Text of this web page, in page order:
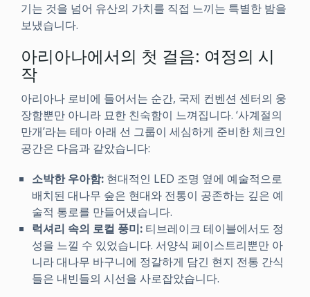
기는 것을 넘어 유산의 가치를 직접 느끼는 특별한 밤을
보냈습니다.
아리아나에서의 첫 걸음: 여정의 시
작
아리아나 로비에 들어서는 순간, 국제 컨벤션 센터의 웅
장함뿐만 아니라 묘한 친숙함이 느껴집니다. ‘사계절의
만개’라는 테마 아래 선 그룹이 세심하게 준비한 체크인
공간은 다음과 같았습니다:
소박한 우아함: 현대적인 LED 조명 옆에 예술적으로
배치된 대나무 숲은 현대와 전통이 공존하는 깊은 예
술적 통로를 만들어냈습니다.
럭셔리 속의 로컬 풍미: 티브레이크 테이블에서도 정
성을 느낄 수 있었습니다. 서양식 페이스트리뿐만 아
니라 대나무 바구니에 정갈하게 담긴 현지 전통 간식
들은 내빈들의 시선을 사로잡았습니다.